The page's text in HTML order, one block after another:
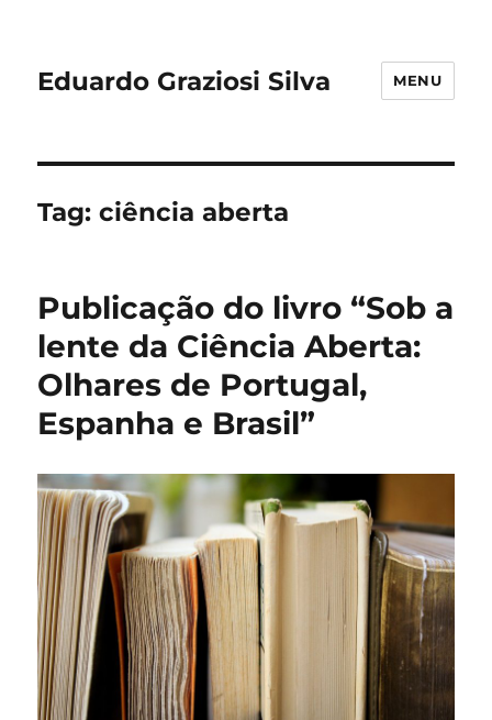
Eduardo Graziosi Silva MENU
Tag:ciência aberta
Publicação do livro “Sob a
lente da Ciência Aberta:
Olhares de Portugal,
Espanha e Brasil”